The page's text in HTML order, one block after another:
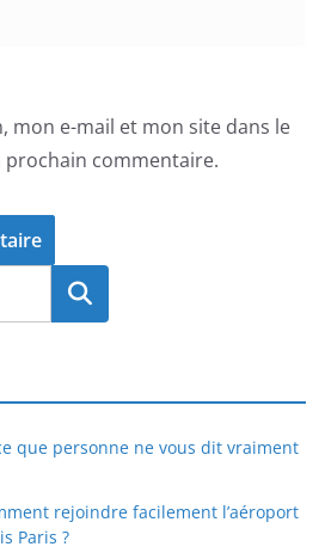
mon e-mail et mon site dans le
commentaire.
Rechercher
que personne ne vous dit vraiment
rejoindre facilement l’aéroport
Paris ?